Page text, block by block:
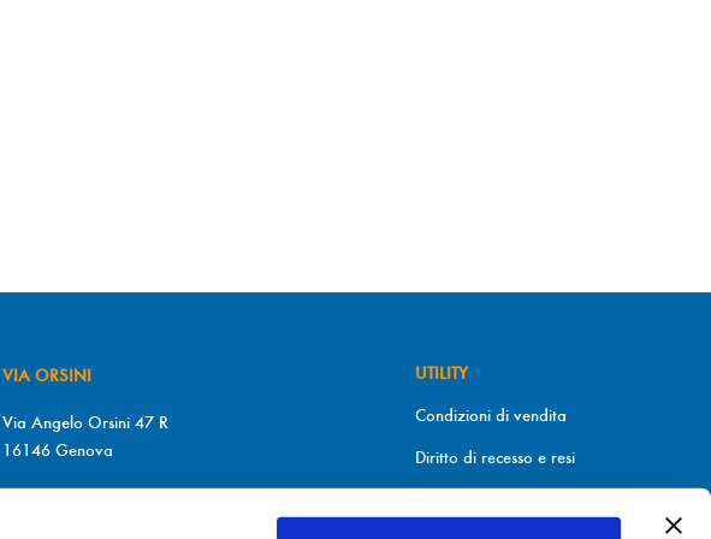
VIA ORSINI
Via Angelo Orsini 47 R
16146 Genova
UTILITY
Condizioni di vendita
Diritto di recesso e resi